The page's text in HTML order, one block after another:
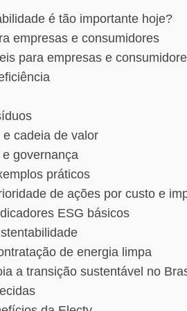
é tão importante hoje?
empresas e consumidores
para empresas e
cadeia de valor
governança
práticos
de ações por custo e
ESG básicos
de energia limpa
a transição sustentável no